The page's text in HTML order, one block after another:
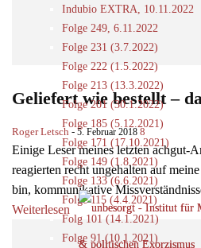
Indubio EXTRA, 10.11.2022
Folge 249, 6.11.2022
Folge 231 (3.7.2022)
Folge 222 (1.5.2022)
Folge 213 (13.3.2022)
Folge 201 (30.1.2022)
Folge 185 (5.12.2021)
Folge 171 (17.10.2021)
Folge 149 (1.8.2021)
Folge 133 (6.6.2021)
Folge 115 (4.4.2021)
Folg 101 (14.1.2021)
Folge 91 (10.1.2021)
Geliefert wie bestellt –
Roger Letsch - 5. Februar 2018 8
Einige Leser meines letzten achgut-
reagierten recht ungehalten auf
bin, kommunikative
Weiterlesen